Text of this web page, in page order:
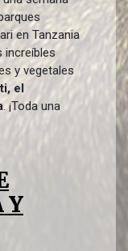
en Tanzania
increíbles
y vegetales
el
. ¡Toda una
Y